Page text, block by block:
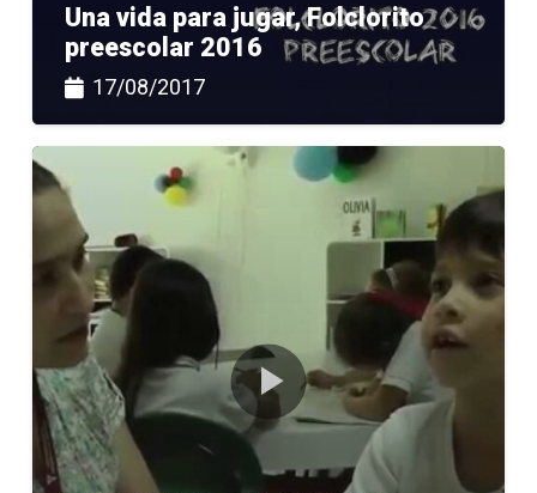
Una vida para jugar, Folclorito
preescolar 2016
17/08/2017